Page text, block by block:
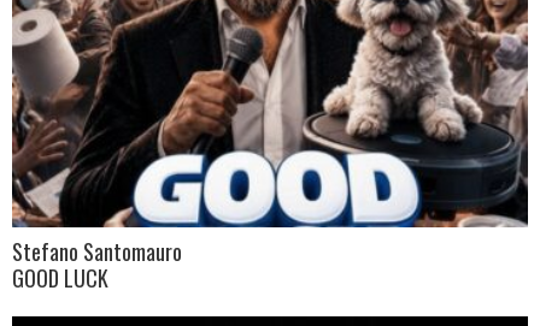
Stefano Santomauro
GOOD LUCK